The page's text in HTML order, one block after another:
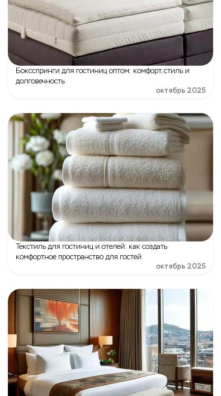
Боксспринги для гостиниц оптом: комфорт, стиль и
долговечность
октябрь 2025
Текстиль для гостиниц и отелей: как создать
комфортное пространство для гостей
октябрь 2025